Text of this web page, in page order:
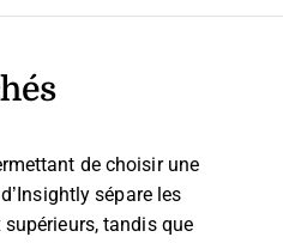
de choisir une
sépare les
tandis que